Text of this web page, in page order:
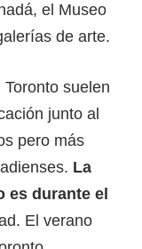
el Museo
de arte.
suelen
junto al
pero más
La
es durante el
El verano